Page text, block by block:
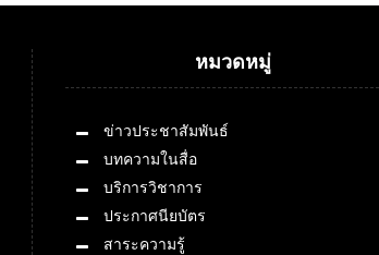
หมวดหมู่
ข่าวประชาสัมพันธ์
บทความในสื่อ
บริการวิชาการ
ประกาศนียบัตร
สาระความรู้